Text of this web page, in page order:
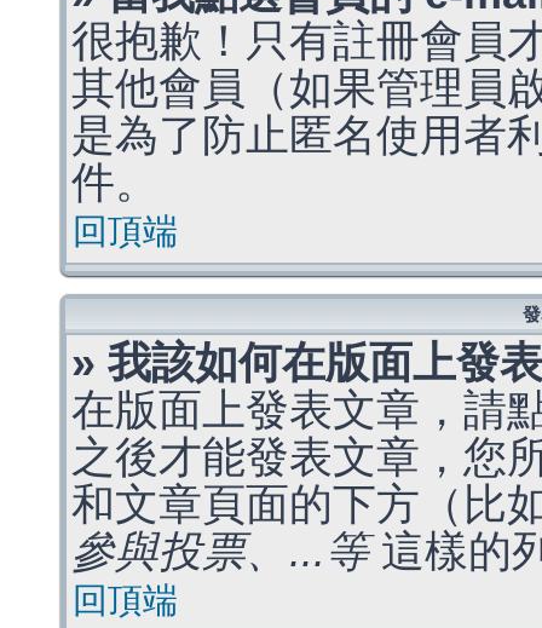
很抱歉！只有註冊會員
其他會員（如果管理員
是為了防止匿名使用者
件。
回頂端
» 我該如何在版面上發
在版面上發表文章，請
之後才能發表文章，您
和文章頁面的下方（比
參與投票、...等這樣的
回頂端